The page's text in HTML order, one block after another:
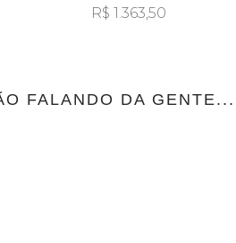
R$ 1.363,50
FALANDO DA GENTE...